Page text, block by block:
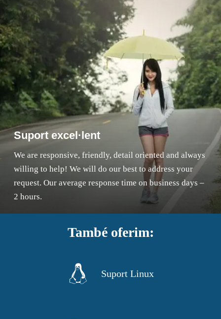
Suport excel·lent
We are responsive, friendly, detail oriented and always
willing to help! We will do our best to address your
request. Our average response time on business days –
2 hours.
També oferim:
Suport Linux